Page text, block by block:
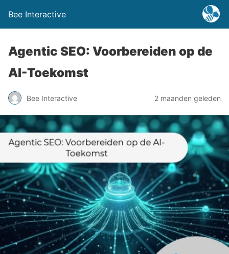
Bee Interactive
Agentic SEO: Voorbereiden op de
AI-Toekomst
Bee Interactive 2 maanden geleden